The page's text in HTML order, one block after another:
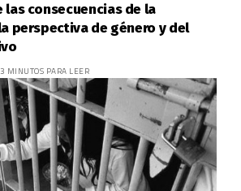
consecuencias de la
perspectiva de género y del
3 MINUTOS PARA LEER